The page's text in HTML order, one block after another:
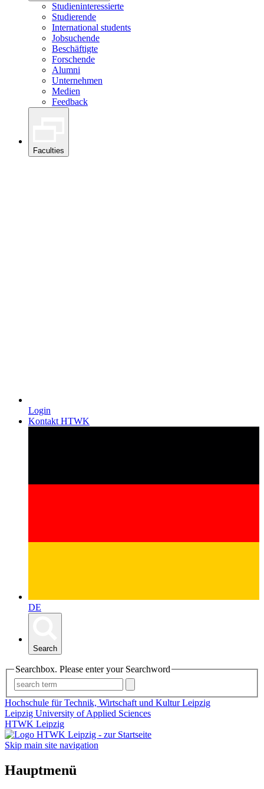
Studieninteressierte
Studierende
International students
Jobsuchende
Beschäftigte
Forschende
Alumni
Unternehmen
Medien
Feedback
Faculties
Login
Kontakt HTWK
DE
Search
Searchbox. Please enter your Searchword
Hochschule für Technik, Wirtschaft und Kultur Leipzig
Leipzig University of Applied Sciences
HTWK Leipzig
Skip main site navigation
Hauptmenü